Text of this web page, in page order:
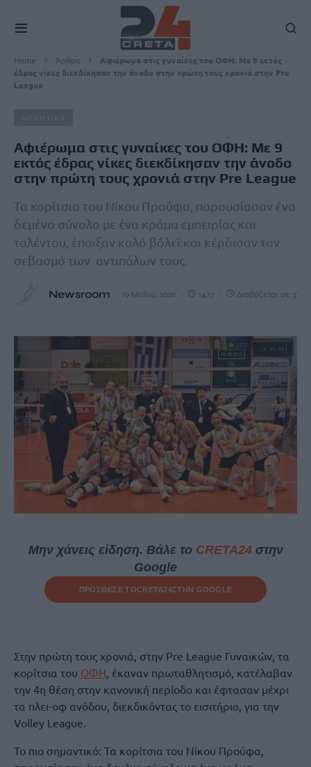
Home Άρθρα
Αφιέρωμα στις γυναίκες του ΟΦΗ: Με 9 εκτός
έδρας νίκες διεκδίκησαν την άνοδο στην πρώτη τους χρονιά στην Pre
League
Αφιέρωμα στις γυναίκες του ΟΦΗ: Με 9
εκτός έδρας νίκες διεκδίκησαν την άνοδο
στην πρώτη τους χρονιά στην Pre League
Τα κορίτσια του Νίκου Προύφα, παρουσίασαν ένα
δεμένο σύνολο με ένα κράμα εμπειρίας και
ταλέντου, έπαιξαν καλό βόλεϊ και κέρδισαν τον
σεβασμό των αντιπάλων τους.
Newsroom 19 Μαΐου, 2026 14:17 Διαβάζεται σε 3'
Μην χάνεις είδηση. Βάλε το CRETA24στην
Google
ΠΡΟΣΘΕΣΕ ΤΟCRETA24ΣΤΗΝ GOOGLE
Στην πρώτη τους χρονιά, στην Pre League Γυναικών, τα
κορίτσια του ΟΦΗ, έκαναν πρωταθλητισμό, κατέλαβαν
την 4η θέση στην κανονική περίοδο και έφτασαν μέχρι
τα πλει-οφ ανόδου, διεκδικόντας το εισιτήριο, για την
Volley League.
To πιο σημαντικό: Τα κορίτσια του Νίκου Προύφα,